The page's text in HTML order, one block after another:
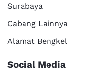
Surabaya
Cabang Lainnya
Alamat Bengkel
Social Media